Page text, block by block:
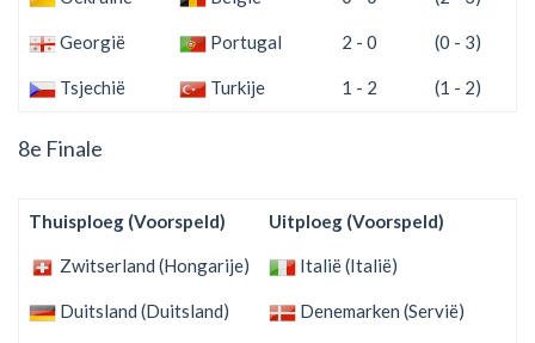
Georgië Portugal 2 - 0 (0 - 3)
Tsjechië Turkije 1 - 2 (1 - 2)
8e Finale
Thuisploeg (Voorspeld) Uitploeg (Voorspeld)
Zwitserland (Hongarije) Italië (Italië)
Duitsland (Duitsland) Denemarken (Servië)